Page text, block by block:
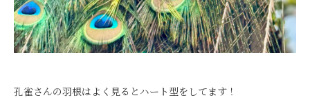
孔雀さんの羽根はよく見るとハート型をしてます！